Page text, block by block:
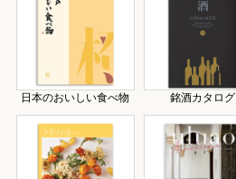
日本のおいしい食べ物 銘酒カタログ